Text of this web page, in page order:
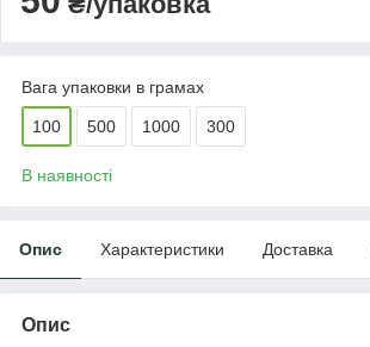
Вага упаковки в грамах
100 500 1000 300
В наявності
Опис Характеристики Доставка
Опис